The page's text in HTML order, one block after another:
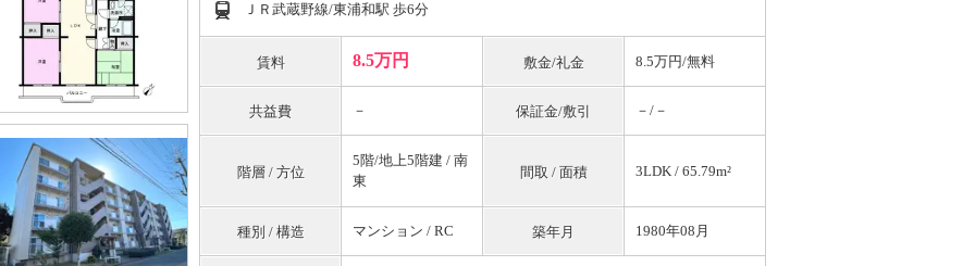
ＪＲ武蔵野線/東浦和駅 歩6分
賃料 8.5万円 敷金/礼金 8.5万円/無料
共益費 － 保証金/敷引 －/－
階層 / 方位
5階/地上5階建 / 南
東
間取 / 面積 3LDK / 65.79m²
種別 / 構造 マンション / RC 築年月 1980年08月